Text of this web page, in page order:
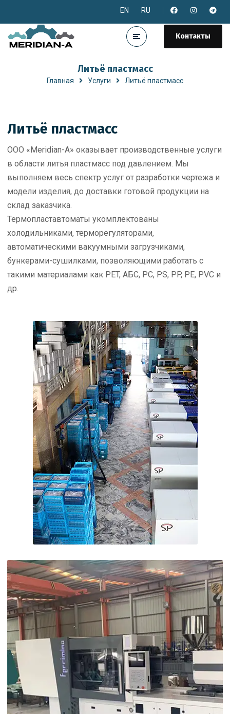
EN RU
Контакты
Литьё пластмасс
Главная Услуги Литьё пластмасс
Литьё пластмасс
ООО «Meridian-A» оказывает производственные услуги
в области литья пластмасс под давлением. Мы
выполняем весь спектр услуг от разработки чертежа и
модели изделия, до доставки готовой продукции на
склад заказчика.
Термопластавтоматы укомплектованы
холодильниками, терморегуляторами,
автоматическими вакуумными загрузчиками,
бункерами-сушилками, позволяющими работать с
такими материалами как PET, АБС, PC, PS, PP, РЕ, PVC и
др.